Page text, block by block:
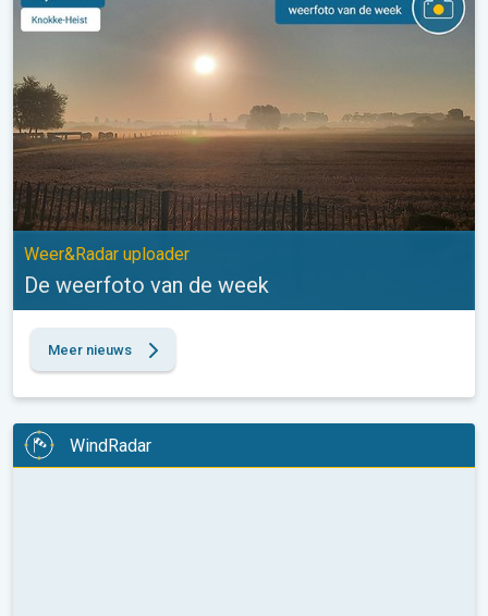
Weer&Radar uploader
De weerfoto van de week
Meer nieuws
WindRadar